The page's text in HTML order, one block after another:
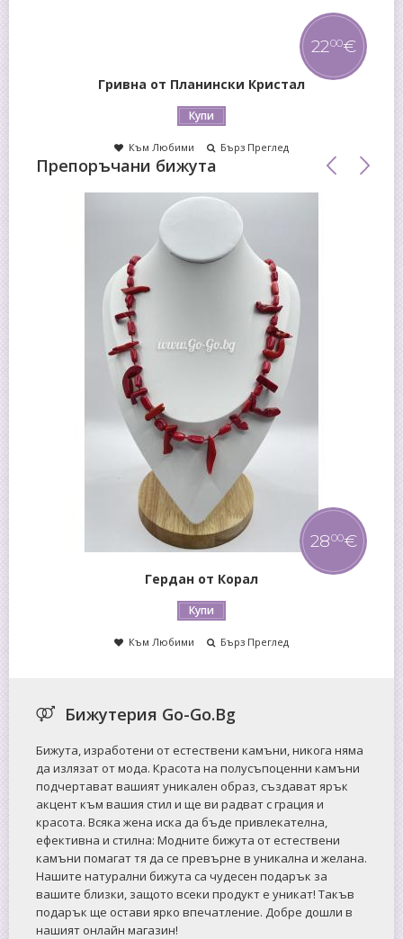
Гривна от Планински Кристал
2200€
Купи
Към Любими Бърз Преглед
Препоръчани бижута
Гривна от Авантюрин
9
Към Любими Бърз Преглед
Бижутерия Go-Go.Bg
Бижута, изработени от естествени камъни, никога няма
да излязат от мода. Красота на полусъпоценни камъни
подчертават вашият уникален образ, създават ярък
акцент към вашия стил и ще ви радват с грация и
красота. Всяка жена иска да бъде привлекателна,
ефективна и стилна: Mодните бижута от естествени
камъни помагат тя да се превърне в уникална и желана.
Нашите натурални бижута са чудесен подарък за
вашите близки, защото всеки продукт е уникат! Такъв
подарък ще остави ярко впечатление. Добре дошли в
нашият онлайн магазин!